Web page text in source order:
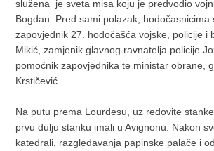
služena je sveta misa koju je predvodio
Bogdan. Pred sami polazak, hodočasnicima
zapovjednik 27. hodočašća vojske, policije i
Mikić, zamjenik glavnog ravnatelja policije
pomoćnik zapovjednika te ministar obrane,
Krstičević.
Na putu prema Lourdesu, uz redovite
prvu dulju stanku imali u Avignonu. Nakon
katedrali, razgledavanja papinske palače i